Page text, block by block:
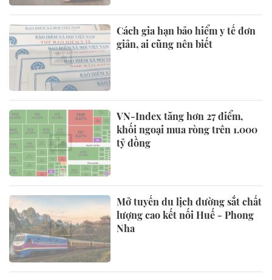
Cách gia hạn bảo hiểm y tế đơn
giản, ai cũng nên biết
VN-Index tăng hơn 27 điểm,
khối ngoại mua ròng trên 1.000
tỷ đồng
Mở tuyến du lịch đường sắt chất
lượng cao kết nối Huế - Phong
Nha